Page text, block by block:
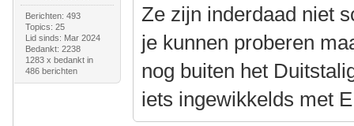
Berichten: 493
Topics: 25
Lid sinds: Mar 2024
Bedankt: 2238
1283 x bedankt in
486 berichten
Ze zijn inderdaad niet
je kunnen proberen
nog buiten het
iets ingewikkelds met